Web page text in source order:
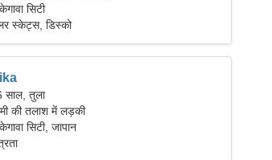
सिटी
स्केट्स, डिस्को
साल, तुला
की तलाश में लड़की
सिटी, जापान